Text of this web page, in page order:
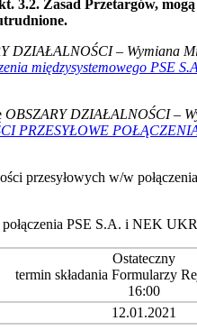
Zasad Przetargów,
DZIAŁALNOŚCI– Wymiana
międzysystemowego PSE
OBSZARY DZIAŁALNOŚCI–
PRZESYŁOWE
przesyłowych w/w
połączenia PSE S.A. i NEK
Ostateczny
termin składania Formularzy
16:00
12.01.2021